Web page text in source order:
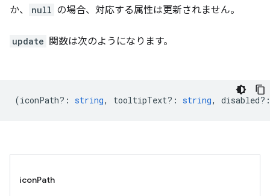
か、
null の場合、対応する属性は更新されません。
update 関数は次のようになります。
(iconPath? : string, tooltipText? : string, disabled? :
iconPath